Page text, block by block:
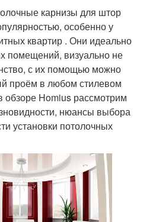
карнизы для штор
особенно у
квартир . Они идеально
помещений, визуально не
с их помощью можно
проём в любом стилевом
Homius рассмотрим
нюансы выбора
установки потолочных